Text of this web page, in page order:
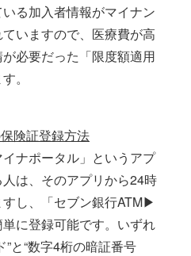
る加入者情報がマイナン
いますので、医療費が高
必要だった「限度額適用
。
険証登録方法
ナポータル」というアプ
は、そのアプリから24時
し、「セブン銀行ATM▶
に登録可能です。いずれ
”と“数字4桁の暗証番号